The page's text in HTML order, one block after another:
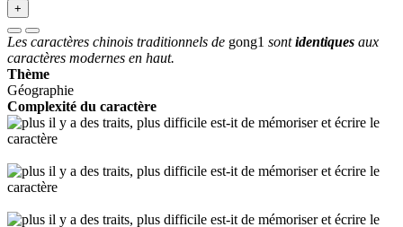
+
Les caractères chinois traditionnels de gong1 sontidentiques aux
caractères modernes en haut.
Thème
Géographie
Complexité du caractère